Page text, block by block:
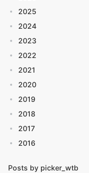
2025
2024
2023
2022
2021
2020
2019
2018
2017
2016
Posts by picker_wtb